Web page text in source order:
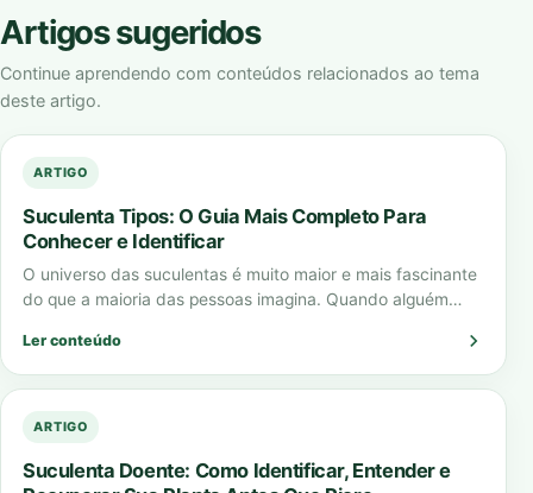
Artigos sugeridos
Continue aprendendo com conteúdos relacionados ao tema
deste artigo.
ARTIGO
Suculenta Tipos: O Guia Mais Completo Para
Conhecer e Identificar
O universo das suculentas é muito maior e mais fascinante
do que a maioria das pessoas imagina. Quando alguém
Ler conteúdo
ARTIGO
Suculenta Doente: Como Identificar, Entender e